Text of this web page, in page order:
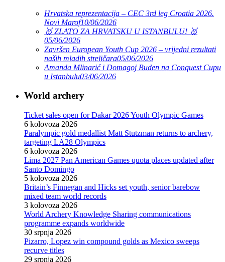
Hrvatska reprezentacija – CEC 3rd leg Croatia 2026.
Novi Marof10/06/2026
🥇 ZLATO ZA HRVATSKU U ISTANBULU! 🥇
05/06/2026
Završen European Youth Cup 2026 – vrijedni rezultati
naših mladih streličara05/06/2026
Amanda Mlinarić i Domagoj Buden na Conquest Cupu
u Istanbulu03/06/2026
World archery
Ticket sales open for Dakar 2026 Youth Olympic Games
6 kolovoza 2026
Paralympic gold medallist Matt Stutzman returns to archery,
targeting LA28 Olympics
6 kolovoza 2026
Lima 2027 Pan American Games quota places updated after
Santo Domingo
5 kolovoza 2026
Britain’s Finnegan and Hicks set youth, senior barebow
mixed team world records
3 kolovoza 2026
World Archery Knowledge Sharing communications
programme expands worldwide
30 srpnja 2026
Pizarro, Lopez win compound golds as Mexico sweeps
recurve titles
29 srpnja 2026